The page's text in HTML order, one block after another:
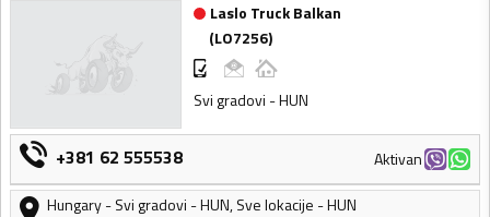
Laslo Truck Balkan
(LO7256)
Svi gradovi - HUN
+381 62 555538
Aktivan
Hungary-Svi gradovi - HUN,Sve lokacije - HUN